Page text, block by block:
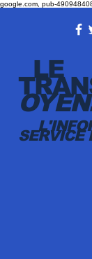
google.com, pub-
LE
SERVICE